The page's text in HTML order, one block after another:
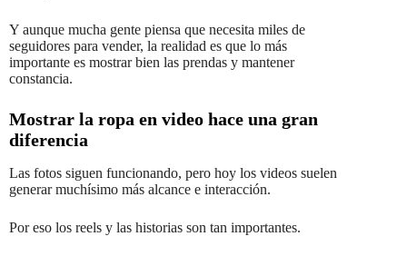
Y aunque mucha gente piensa que necesita miles de
seguidores para vender, la realidad es que lo más
importante es mostrar bien las prendas y mantener
constancia.
Mostrar la ropa en video hace una gran
diferencia
Las fotos siguen funcionando, pero hoy los videos suelen
generar muchísimo más alcance e interacción.
Por eso los reels y las historias son tan importantes.